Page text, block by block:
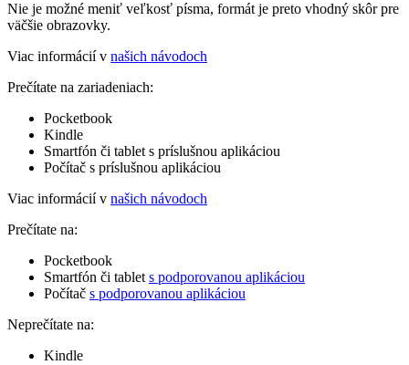
Nie je možné meniť veľkosť písma, formát je preto vhodný skôr pre
väčšie obrazovky.
Viac informácií v našich návodoch
Prečítate na zariadeniach:
Pocketbook
Kindle
Smartfón či tablet s príslušnou aplikáciou
Počítač s príslušnou aplikáciou
Viac informácií v našich návodoch
Prečítate na:
Pocketbook
Smartfón či tablet s podporovanou aplikáciou
Počítač s podporovanou aplikáciou
Neprečítate na:
Kindle